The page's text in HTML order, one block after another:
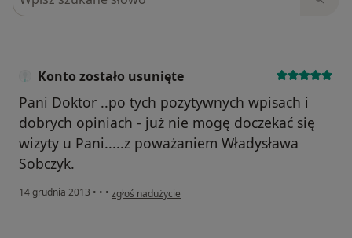
Konto zostało usunięte
Pani Doktor ..po tych pozytywnych wpisach i
dobrych opiniach - już nie mogę doczekać się
wizyty u Pani.....z poważaniem Władysława
Sobczyk.
14 grudnia 2013 • • • w opinii użytkownika Konto zostało usunięte
zgłoś nadużycie